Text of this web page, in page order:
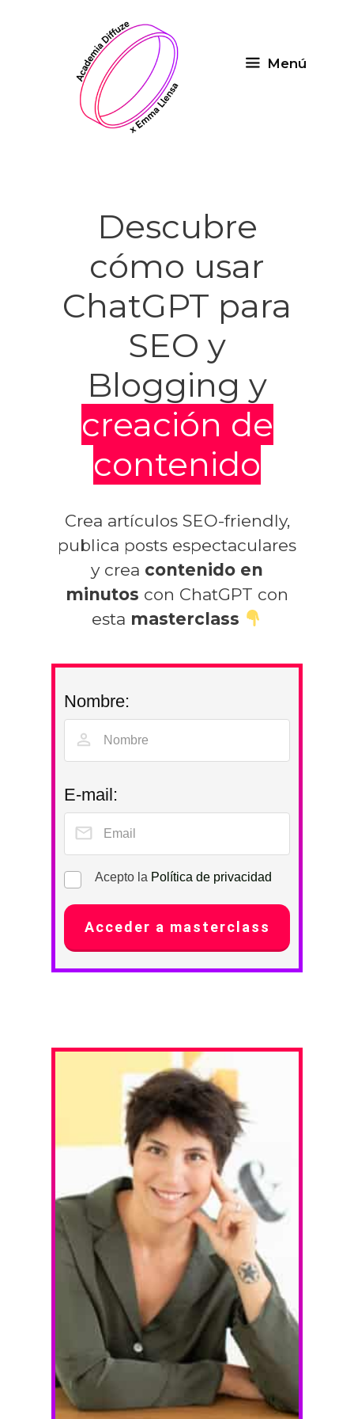
Menú
Descubre
cómo usar
ChatGPT para
SEO y
Blogging y
creación de
contenido
Crea artículos SEO-friendly,
publica posts espectaculares
y crea contenido en
minutos con ChatGPT con
esta masterclass
Nombre:
E-mail:
Acepto la Política de privacidad
Acceder a masterclass